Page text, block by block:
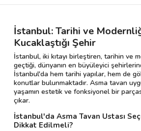
İstanbul: Tarihi ve
Kucaklaştığı Şehir
İstanbul, iki kıtayı birleştiren, tarihin ve
geçtiği, dünyanın en büyüleyici
İstanbul'da hem tarihi yapılar, hem de
konutlar bulunmaktadır. Asma tavan
yaşamın estetik ve fonksiyonel bir
çıkar.
İstanbul'da Asma Tavan Ustası
Dikkat Edilmeli?